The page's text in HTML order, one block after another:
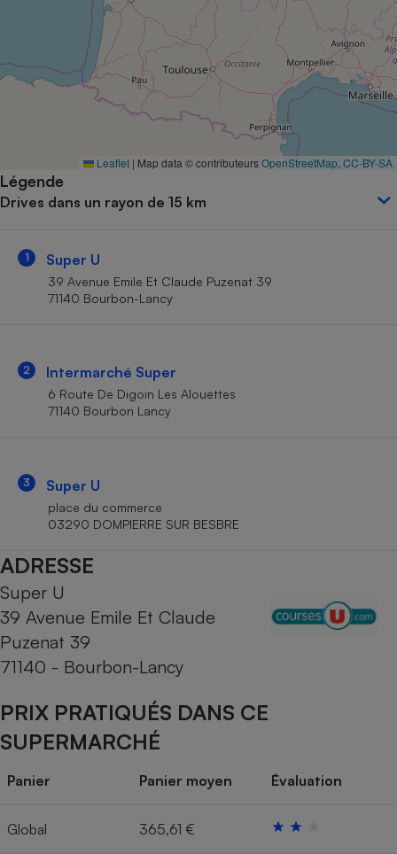
Leaflet | Map data © contributeursOpenStreetMap CC-BY-SA
Légende
Drives dans un rayon de 15 km
1 Super U
39 Avenue Emile Et Claude Puzenat 39
71140 Bourbon-Lancy
2 Intermarché Super
6 Route De Digoin Les Alouettes
71140 Bourbon Lancy
3 Super U
place du commerce
03290 DOMPIERRE SUR BESBRE
ADRESSE
Super U
39 Avenue Emile Et Claude
Puzenat 39
71140 - Bourbon-Lancy
PRIX PRATIQUÉS DANS CE
SUPERMARCHÉ
Panier Panier moyen Évaluation
Global 365,61 €
Complément
alimentaire
bouteille
Assurance emprunteur
Banque
Petit électroménager -
Climatiseur -
Cafetière à expressos
Antivirus
Matelas
Mutuelle